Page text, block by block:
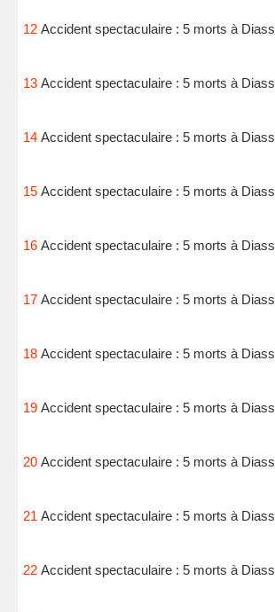
12 Accident spectaculaire : 5 morts à Diass
13 Accident spectaculaire : 5 morts à Diass
14 Accident spectaculaire : 5 morts à Diass
15 Accident spectaculaire : 5 morts à Diass
16 Accident spectaculaire : 5 morts à Diass
17 Accident spectaculaire : 5 morts à Diass
18 Accident spectaculaire : 5 morts à Diass
19 Accident spectaculaire : 5 morts à Diass
20 Accident spectaculaire : 5 morts à Diass
21 Accident spectaculaire : 5 morts à Diass
22 Accident spectaculaire : 5 morts à Diass